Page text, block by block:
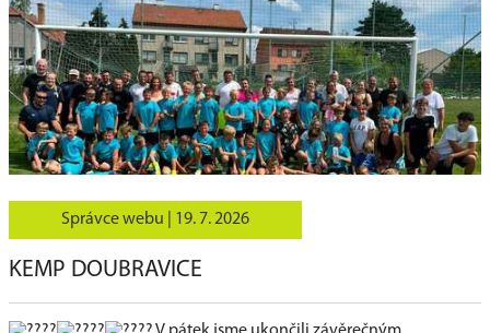
Správce webu | 19. 7. 2026
KEMP DOUBRAVICE